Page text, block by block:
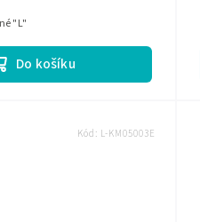
Do košíku
"L"
Kód: L-KM05003E